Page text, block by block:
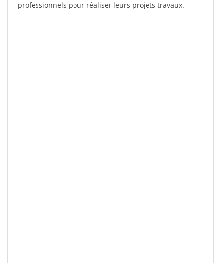
professionnels pour réaliser leurs projets travaux.